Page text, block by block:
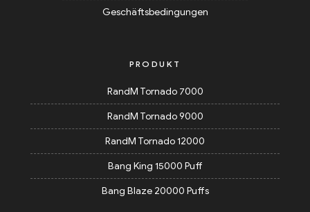
Geschäftsbedingungen
PRODUKT
RandM Tornado 7000
RandM Tornado 9000
RandM Tornado 12000
Bang King 15000 Puff
Bang Blaze 20000 Puffs